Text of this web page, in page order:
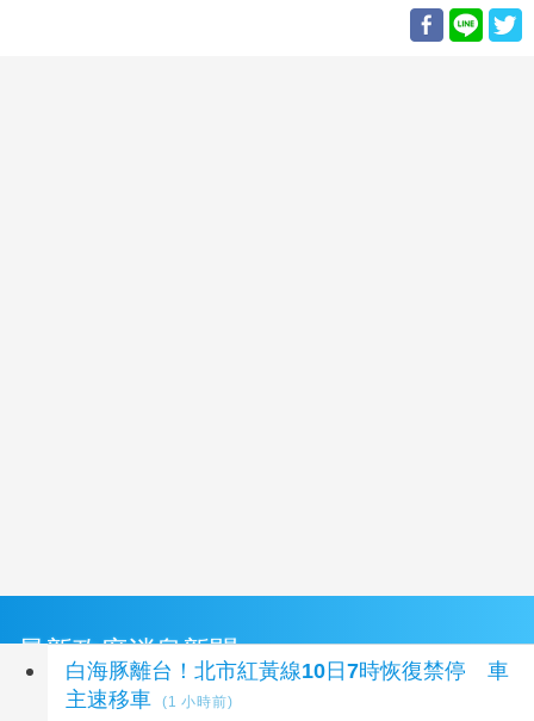
最新政府消息新聞
白海豚離台！北市紅黃線10日7時恢復禁停 車
主速移車
(1 小時前)